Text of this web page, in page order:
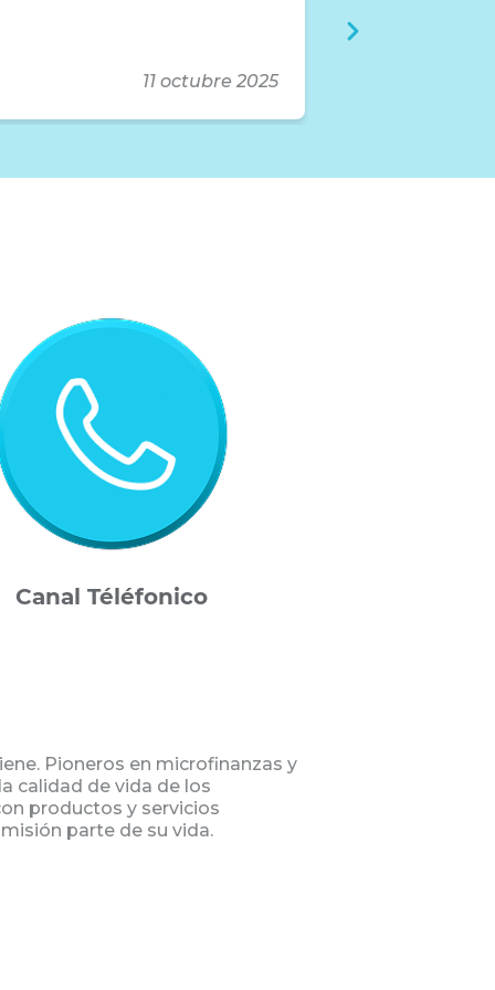
11 octubre 2025
Canal Téléfonico
Pioneros en microfinanzas y
calidad de vida de los
productos y servicios
parte de su vida.